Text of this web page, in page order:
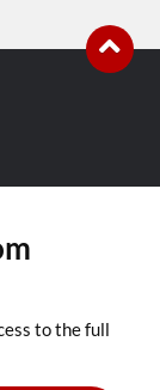
to the full